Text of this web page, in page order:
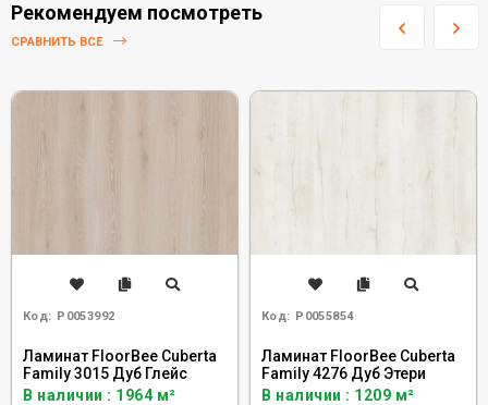
Рекомендуем посмотреть
СРАВНИТЬ ВСЕ
Код: Р0053992
Ламинат FloorBee Cuberta
Family 3015 Дуб Глейс
В наличии : 1964 м²
Код: Р0055854
Ламинат FloorBee Cuberta
Family 4276 Дуб Этери
В наличии : 1209 м²